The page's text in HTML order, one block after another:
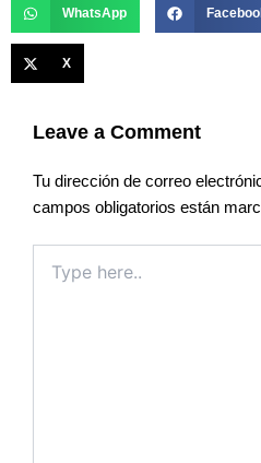
WhatsApp
X
Leave a Comment
Tu dirección de correo
campos obligatorios están
here..